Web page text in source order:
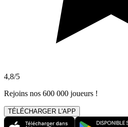
4,8/5
Rejoins nos 600 000 joueurs !
TÉLÉCHARGER L'APP